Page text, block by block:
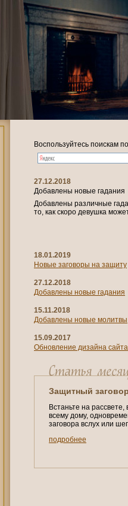
Воспользуйтесь поискам
27.12.2018
Добавлены новые гадания
Добавлены различные
то, как скоро девушка
18.01.2019
Новые заговоры на защиту
27.12.2018
Добавлены новые гадания
15.11.2018
Добавлены новые молитвы
15.09.2017
Обновление дизайна сайта
Защитный
Встаньте на
всему дому,
заговора вслух или
подробнее